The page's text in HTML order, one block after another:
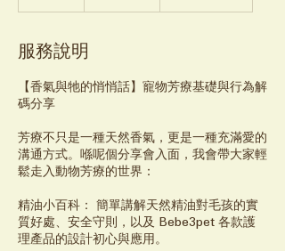
服務說明
【香氣與牠的悄悄話】寵物芳療基礎與行為解
碼分享
芳療不只是一種天然香氣，更是一種充滿愛的
溝通方式。喺呢個分享會入面，我會帶大家輕
鬆走入動物芳療的世界：
精油小百科： 簡單講解天然精油對毛孩的實
質好處、安全守則，以及 Bebe3pet 各款護
理產品的設計初心與應用。